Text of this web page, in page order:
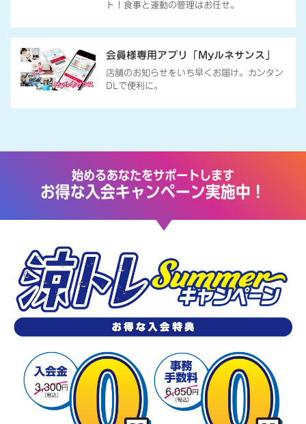
ト！食事と運動の管理はお任せ。
会員様専用アプリ「Myルネサンス」
店舗のお知らせをいち早くお届け。カンタン
DLで便利に。
始めるあなたをサポートします
お得な入会キャンペーン実施中！